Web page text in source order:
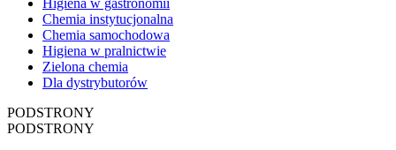
Higiena w gastronomii
Chemia instytucjonalna
Chemia samochodowa
Higiena w pralnictwie
Zielona chemia
Dla dystrybutorów
PODSTRONY
PODSTRONY